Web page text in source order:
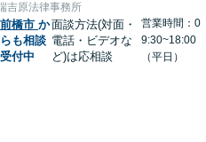
吉原法律事務所
前橋市 か
らも相談
受付中
面談方法(対面・
電話・ビデオな
ど)は応相談
営業時間：0
9:30~18:00
（平日）